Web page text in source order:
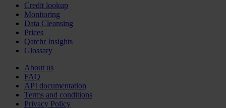
Credit lookup
Monitoring
Data Cleansing
Prices
Qatchr Insights
Glossary
About us
FAQ
API documentation
Terms and conditions
Privacy Policy